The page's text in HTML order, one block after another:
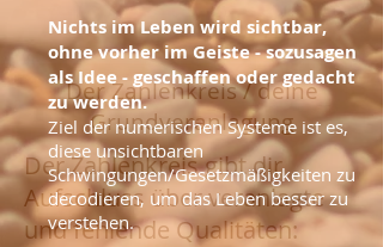
Der Zahlenkreis / deine
Grundveranlagung
Der Zahlenkreis gibt dir
Aufschluss über veranlagte
und fehlende Qualitäten:
Nichts im Leben wird sichtbar,
ohne vorher im Geiste - sozusagen
als Idee - geschaffen oder gedacht
zu werden.
Ziel der numerischen Systeme ist es,
diese unsichtbaren
Schwingungen/Gesetzmäßigkeiten zu
decodieren, um das Leben besser zu
verstehen.